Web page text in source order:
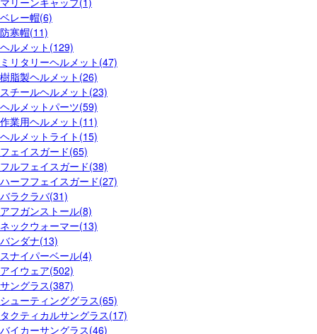
ベレー帽(6)
防寒帽(11)
ヘルメット(129)
ミリタリーヘルメット(47)
樹脂製ヘルメット(26)
スチールヘルメット(23)
ヘルメットパーツ(59)
作業用ヘルメット(11)
ヘルメットライト(15)
フェイスガード(65)
フルフェイスガード(38)
ハーフフェイスガード(27)
バラクラバ(31)
アフガンストール(8)
ネックウォーマー(13)
バンダナ(13)
スナイパーベール(4)
アイウェア(502)
サングラス(387)
シューティンググラス(65)
タクティカルサングラス(17)
バイカーサングラス(46)